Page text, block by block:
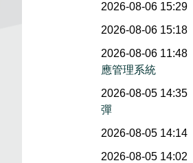
2026-08-06 15:29
2026-08-06 15:18
2026-08-06 11:48
應管理系統
2026-08-05 14:35
彈
2026-08-05 14:14
2026-08-05 14:02